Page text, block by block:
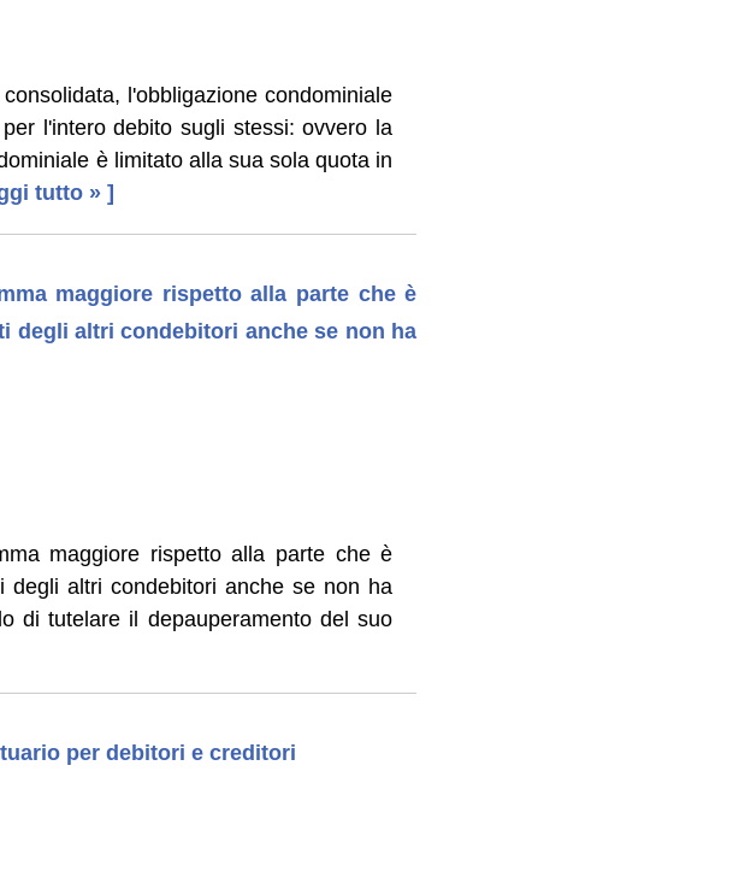
l'obbligazione condominiale
l'intero debito sugli stessi: ovvero la
è limitato alla sua sola quota in
tutto » ]
maggiore rispetto alla parte che è
degli altri condebitori anche se non ha
maggiore rispetto alla parte che è
altri condebitori anche se non ha
di tutelare il depauperamento del suo
per debitori e creditori